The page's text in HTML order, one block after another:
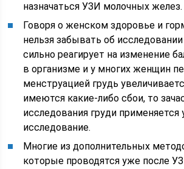
назначаться УЗИ молочных желез.
Говоря о женском здоровье и
нельзя забывать об
сильно реагирует на изменение
в организме и у многих женщин
менструацией грудь
имеются какие-либо сбои, то
исследования груди применяется
исследование.
Многие из дополнительных
которые проводятся уже после